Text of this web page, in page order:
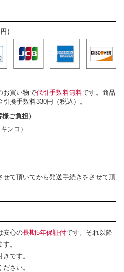
）
お買い物で代引手数料無料です。商品
換手数料330円（税込）。
ご負担）
ンコ）
て頂いてから発送手続きをさせて頂
安心の長期5年保証付です。それ以降
。
です。
さい。